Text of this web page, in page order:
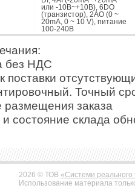
или -10В~+10B), 6DO
(транзистор), 2АО (0 ~
20mA, 0 ~ 10 V), питание
100-240В
без НДС
поставки
Точный
размещения заказа
состояние склада
2026 © ТОВ «Системи реального
Использование материала